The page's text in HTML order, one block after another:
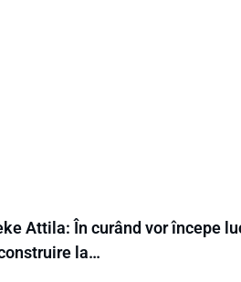
Attila: În curând vor începe
la…